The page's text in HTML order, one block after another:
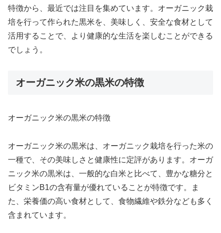
特徴から、最近では注目を集めています。オーガニック栽
培を行って作られた黒米を、美味しく、安全な食材として
活用することで、より健康的な生活を楽しむことができる
でしょう。
オーガニック米の黒米の特徴
オーガニック米の黒米の特徴
オーガニック米の黒米は、オーガニック栽培を行った米の
一種で、その美味しさと健康性に定評があります。オーガ
ニック米の黒米は、一般的な白米と比べて、豊かな糖分と
ビタミンB1の含有量が優れていることが特徴です。ま
た、栄養価の高い食材として、食物繊維や鉄分なども多く
含まれています。